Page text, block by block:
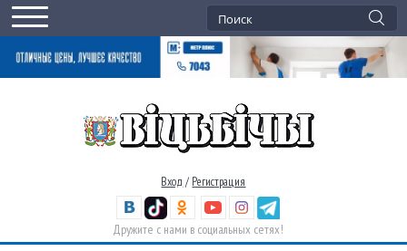
Вход / Регистрация
Дружите с нами в социальных сетях!